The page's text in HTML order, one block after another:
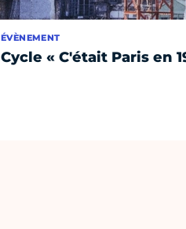
ÉVÈNEMENT
Cycle « C'était Paris en